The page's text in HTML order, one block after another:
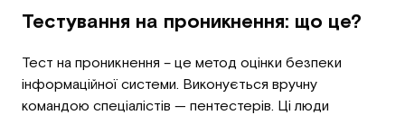
Тестування на проникнення: що це?
Тест на проникнення – це метод оцінки безпеки
інформаційної системи. Виконується вручну
командою спеціалістів — пентестерів. Ці люди